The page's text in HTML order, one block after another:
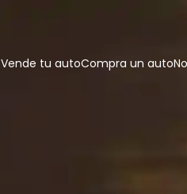
Vende tu autoCompra un auto